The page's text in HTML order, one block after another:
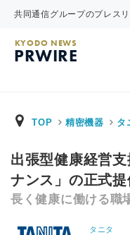
共同通信グループのプレス
KYODO NEWS
PRWIRE
TOP 精密機器 タ
出張型健康経営
ナンス」の正式提
長く健康に働ける職
タニタ